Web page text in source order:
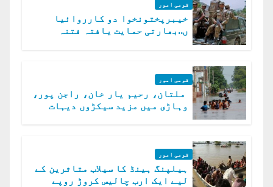
قومی امور
خیبرپختونخوا دو کارروائیا
ں..بھارتی حمایت یافتہ فتنہ
قومی امور
ملتان، رحیم یار خان، راجن پور،
وہاڑی میں مزید سیکڑوں دیہات
قومی امور
ہیلپنگ ہینڈ کا سیلاب متاثرین کے
لیے ایک ارب چالیس کروڑ روپے